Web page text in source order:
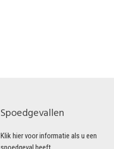
Spoedgevallen
Klik hier voor informatie als u een